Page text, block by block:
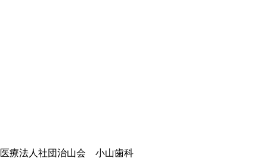
医療法人社団治山会 小山歯科